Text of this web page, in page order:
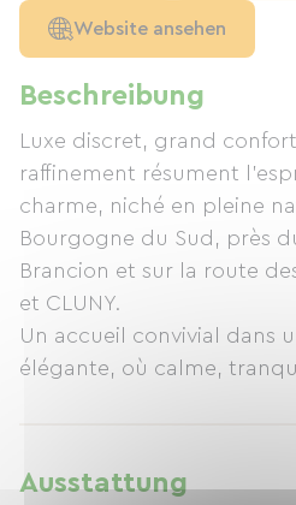
Beschreibung
Luxe discret, grand
raffinement résument
charme, niché en pleine
Bourgogne du Sud, près
Brancion et sur la route
et CLUNY.
Un accueil convivial dans
élégante, où calme,
la piscine extérieure
Ausstattung
Website ansehen